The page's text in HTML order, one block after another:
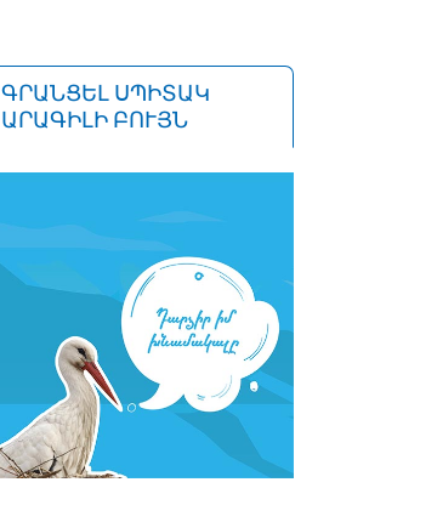
ԳՐԱՆՑԵԼ ՍՊԻՏԱԿ
ԱՐԱԳԻԼԻ ԲՈՒՅՆ